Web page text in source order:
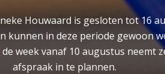
Houwaard is gesloten tot 16
kunnen in deze periode gewoon
de week vanaf 10 augustus neemt
afspraak in te plannen.